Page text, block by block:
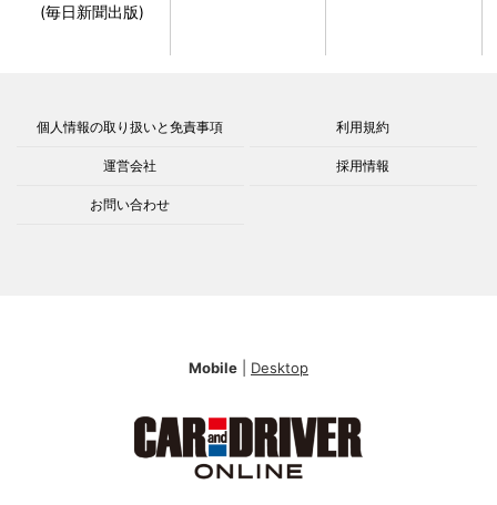
(毎日新聞出版)
個人情報の取り扱いと免責事項 利用規約
運営会社 採用情報
お問い合わせ
Mobile Desktop